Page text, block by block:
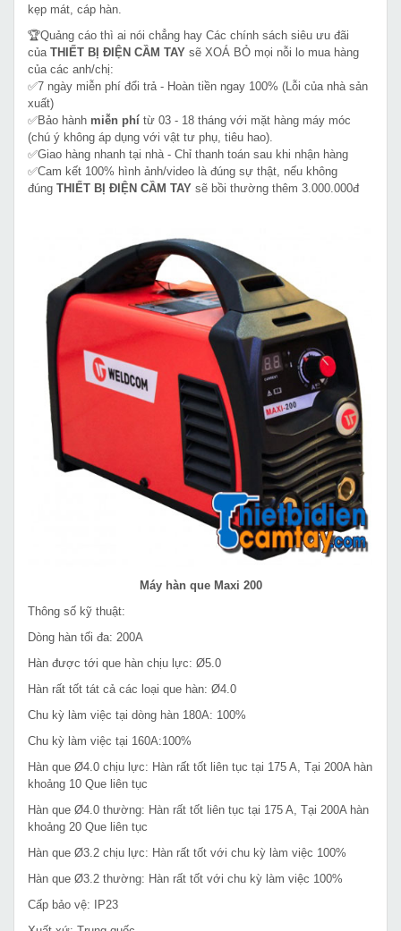
kẹp mát, cáp hàn.
🏆Quảng cáo thì ai nói chẳng hay Các chính sách siêu ưu đãi
của THIẾT BỊ ĐIỆN CẦM TAY sẽ XOÁ BỎ mọi nỗi lo mua hàng
của các anh/chị:
✅7 ngày miễn phí đổi trả - Hoàn tiền ngay 100% (Lỗi của nhà sản
xuất)
✅Bảo hành miễn phí từ 03 - 18 tháng với mặt hàng máy móc
(chú ý không áp dụng với vật tư phụ, tiêu hao).
✅Giao hàng nhanh tại nhà - Chỉ thanh toán sau khi nhận hàng
✅Cam kết 100% hình ảnh/video là đúng sự thật, nếu không
đúng THIẾT BỊ ĐIỆN CẦM TAY sẽ bồi thường thêm 3.000.000đ
Máy hàn que Maxi 200
Thông số kỹ thuật:
Dòng hàn tối đa: 200A
Hàn được tới que hàn chịu lực: Ø5.0
Hàn rất tốt tát cả các loại que hàn: Ø4.0
Chu kỳ làm việc tại dòng hàn 180A: 100%
Chu kỳ làm việc tại 160A:100%
Hàn que Ø4.0 chịu lực: Hàn rất tốt liên tục tại 175 A, Tại 200A hàn
khoảng 10 Que liên tục
Hàn que Ø4.0 thường: Hàn rất tốt liên tục tại 175 A, Tại 200A hàn
khoảng 20 Que liên tục
Hàn que Ø3.2 chịu lực: Hàn rất tốt với chu kỳ làm việc 100%
Hàn que Ø3.2 thường: Hàn rất tốt với chu kỳ làm việc 100%
Cấp bảo vệ: IP23